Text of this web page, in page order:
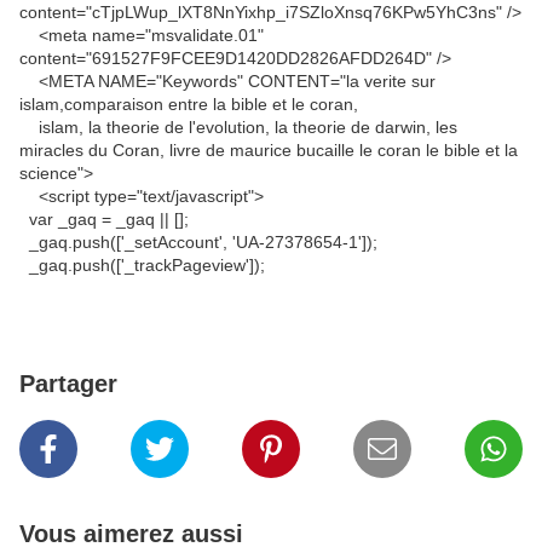
content="cTjpLWup_lXT8NnYixhp_i7SZloXnsq76KPw5YhC3ns" />
<meta name="msvalidate.01"
content="691527F9FCEE9D1420DD2826AFDD264D" />
<META NAME="Keywords" CONTENT="la verite sur
islam,comparaison entre la bible et le coran,
islam, la theorie de l'evolution, la theorie de darwin, les
miracles du Coran, livre de maurice bucaille le coran le bible et la
science">
<script type="text/javascript">
var _gaq = _gaq || [];
_gaq.push(['_setAccount', 'UA-27378654-1']);
_gaq.push(['_trackPageview']);
Partager
Vous aimerez aussi